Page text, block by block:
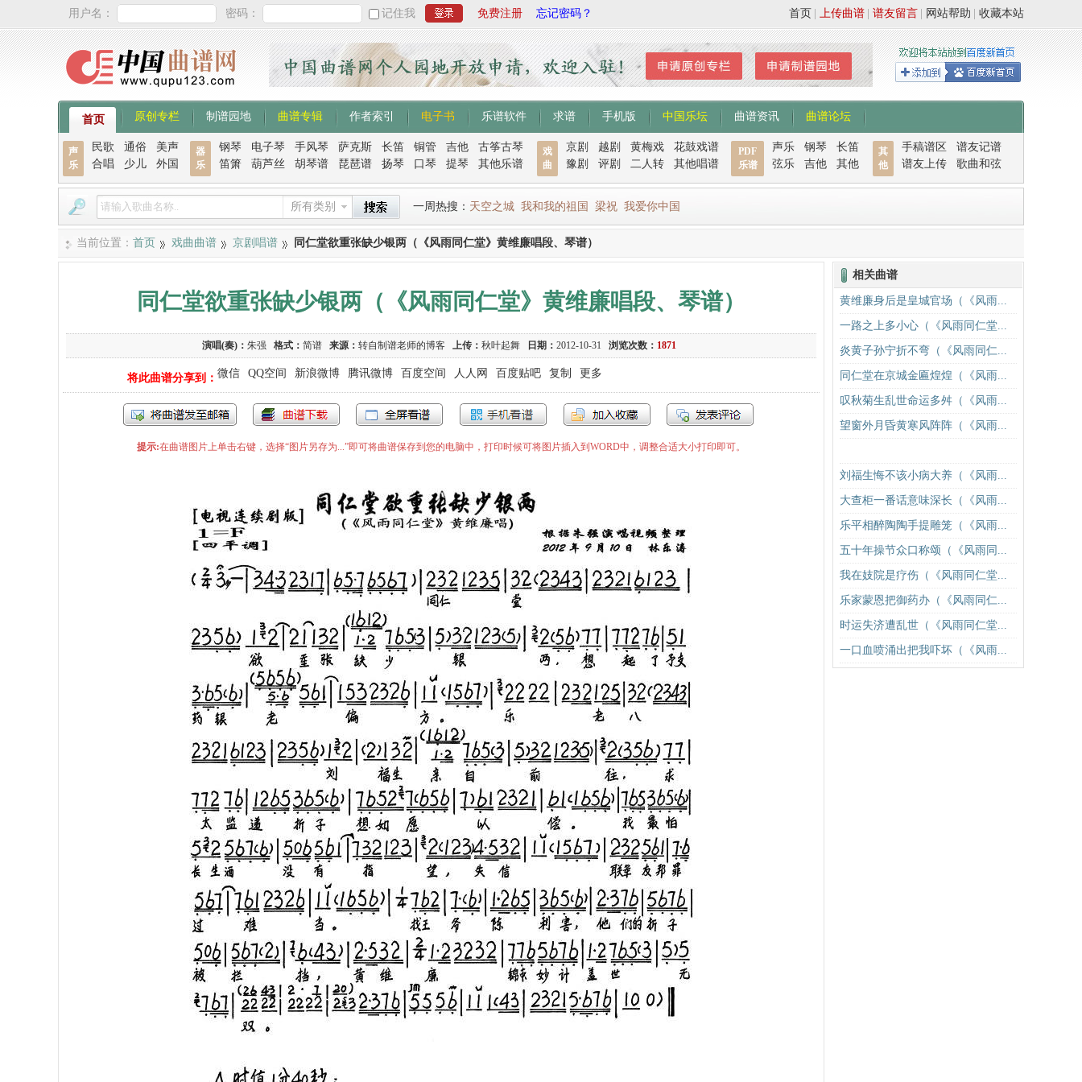
用户名： 密码： 记住我 免费注册 忘记密码？ 收藏本站
网站帮助
谱友留言
上传曲谱
首页
首页 原创专栏 制谱园地 曲谱专辑 作者索引 电子书 乐谱软件 求谱 手机版 中国乐坛 曲谱资讯 曲谱论坛
声
乐
民歌 通俗
美声
合唱
少儿 外国
器
乐
钢琴 电子琴 手风琴 萨克斯 长笛 铜管 吉他
古筝古琴
笛箫
葫芦丝 胡琴谱 琵琶谱 扬琴 口琴 提琴 其他乐谱
戏
曲
京剧 越剧 黄梅戏
花鼓戏谱
豫剧
评剧 二人转 其他唱谱
PDF
乐谱
声乐 钢琴
长笛
弦乐
吉他 其他
其
他
手稿谱区
谱友记谱
谱友上传
歌曲和弦
所有类别 一周热搜： 天空之城 我和我的祖国 梁祝 我爱你中国
当前位置： 首页 戏曲曲谱 京剧唱谱 同仁堂欲重张缺少银两（《风雨同仁堂》黄维廉唱段、琴谱）
同仁堂欲重张缺少银两（《风雨同仁堂》黄维廉唱段、琴谱）
演唱(奏)： 朱强 格式： 简谱 来源： 转自制谱老师的博客 上传： 秋叶起舞 日期： 2012-10-31 浏览次数： 1871
将此曲谱分享到： 微信 QQ空间 新浪微博 腾讯微博 百度空间 人人网 百度贴吧 复制 更多
提示:在曲谱图片上单击右键，选择“图片另存为...”即可将曲谱保存到您的电脑中，打印时候可将图片插入到WORD中，调整合适大小打印即可。
相关曲谱
黄维廉身后是皇城官场（《风雨...
一路之上多小心（《风雨同仁堂...
炎黄子孙宁折不弯（《风雨同仁...
同仁堂在京城金匾煌煌（《风雨...
叹秋菊生乱世命运多舛（《风雨...
望窗外月昏黄寒风阵阵（《风雨...
刘福生悔不该小病大养（《风雨...
大查柜一番话意味深长（《风雨...
乐平相醉陶陶手提雕笼（《风雨...
五十年操节众口称颂（《风雨同...
我在妓院是疗伤（《风雨同仁堂...
乐家蒙恩把御药办（《风雨同仁...
时运失济遭乱世（《风雨同仁堂...
一口血喷涌出把我吓坏（《风雨...